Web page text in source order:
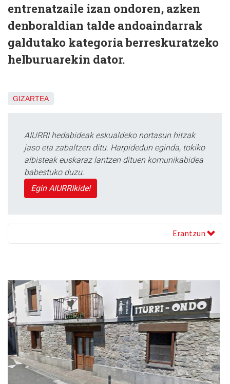
entrenatzaile izan ondoren, azken
denboraldian talde andoaindarrak
galdutako kategoria berreskuratzeko
helburuarekin dator.
GIZARTEA
AIURRI hedabideak eskualdeko nortasun hitzak
jaso eta zabaltzen ditu. Harpidedun eginda, tokiko
albisteak euskaraz lantzen dituen komunikabidea
babestuko duzu.
Egin AIURRIkide!
Erantzun